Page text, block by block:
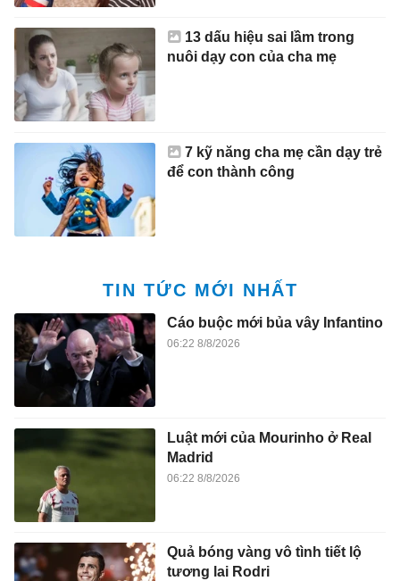
13 dấu hiệu sai lầm trong
nuôi dạy con của cha mẹ
7 kỹ năng cha mẹ cần dạy trẻ
để con thành công
TIN TỨC MỚI NHẤT
Cáo buộc mới bủa vây Infantino
06:22 8/8/2026
Luật mới của Mourinho ở Real
Madrid
06:22 8/8/2026
Quả bóng vàng vô tình tiết lộ
tương lai Rodri